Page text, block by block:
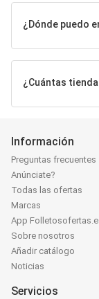
¿Dónde puedo
¿Cuántas
Información
Preguntas frecuentes
Anúnciate?
Todas las ofertas
Marcas
App
Sobre nosotros
Añadir catálogo
Noticias
Servicios